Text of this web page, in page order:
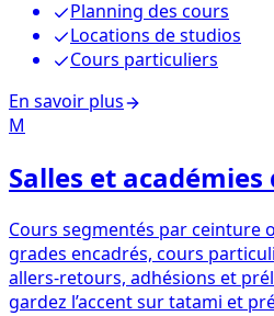
Planning des cours
Locations de studios
Cours particuliers
En savoir plus
M
Salles et
Cours segmentés par ceinture
grades encadrés, cours
allers-retours, adhésions et
gardez l’accent sur tatami et